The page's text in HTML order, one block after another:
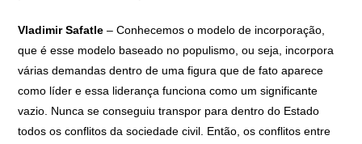
Vladimir Safatle – Conhecemos o modelo de incorporação,
que é esse modelo baseado no populismo, ou seja, incorpora
várias demandas dentro de uma figura que de fato aparece
como líder e essa liderança funciona como um significante
vazio. Nunca se conseguiu transpor para dentro do Estado
todos os conflitos da sociedade civil. Então, os conflitos entre